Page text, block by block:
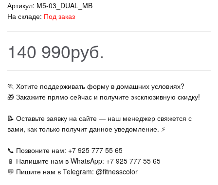
Артикул: M5-03_DUAL_MB
На складе: Под заказ
140 990руб.
🏃‍ Хотите поддерживать форму в домашних условиях?
🎁 Закажите прямо сейчас и получите эксклюзивную скидку!
📝 Оставьте заявку на сайте — наш менеджер свяжется с
вами, как только получит данное уведомление. ⚡
📞 Позвоните нам: +7 925 777 55 65
📱 Напишите нам в WhatsApp: +7 925 777 55 65
💬 Пишите нам в Telegram: @fitnesscolor